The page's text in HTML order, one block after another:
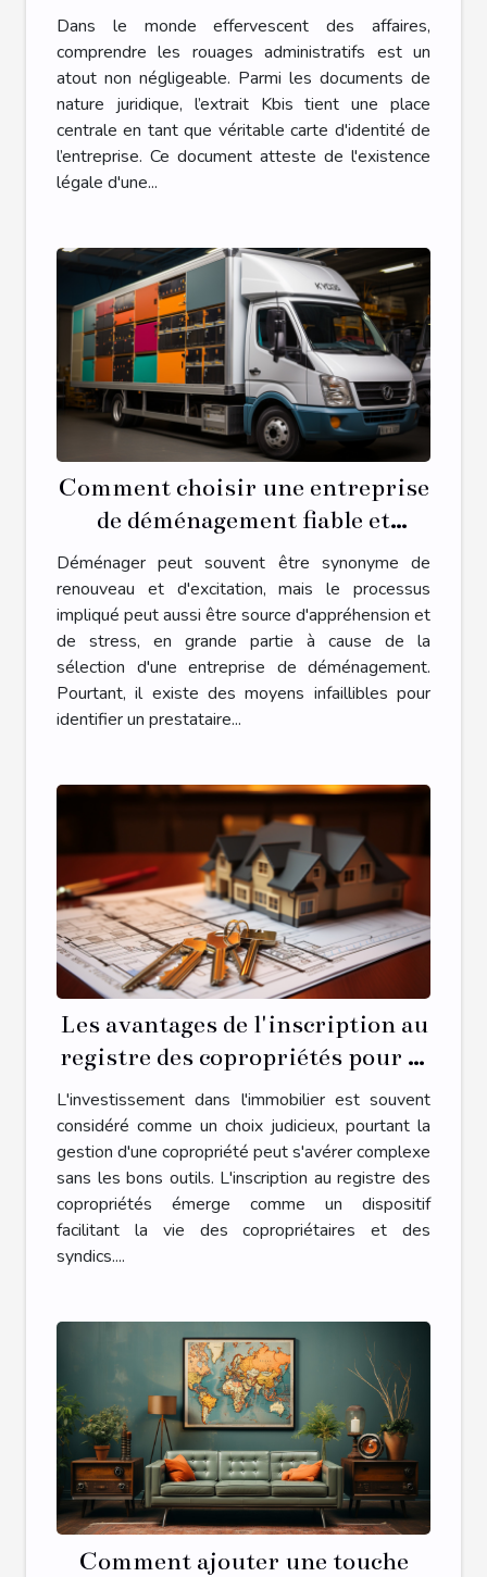
des extraits Kbis dans le monde
des affaires
Dans le monde effervescent des affaires,
comprendre les rouages administratifs est un
atout non négligeable. Parmi les documents de
nature juridique, l’extrait Kbis tient une place
centrale en tant que véritable carte d'identité de
l’entreprise. Ce document atteste de l'existence
légale d'une...
Comment choisir une entreprise
de déménagement fiable et
économique
Déménager peut souvent être synonyme de
renouveau et d'excitation, mais le processus
impliqué peut aussi être source d'appréhension et
de stress, en grande partie à cause de la
sélection d'une entreprise de déménagement.
Pourtant, il existe des moyens infaillibles pour
identifier un prestataire...
Les avantages de l'inscription au
registre des copropriétés pour la
gestion de votre propriété
L'investissement dans l'immobilier est souvent
considéré comme un choix judicieux, pourtant la
gestion d'une copropriété peut s'avérer complexe
sans les bons outils. L'inscription au registre des
copropriétés émerge comme un dispositif
facilitant la vie des copropriétaires et des
syndics....
Comment ajouter une touche